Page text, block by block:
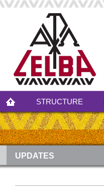
STRUCTURE
UPDATES